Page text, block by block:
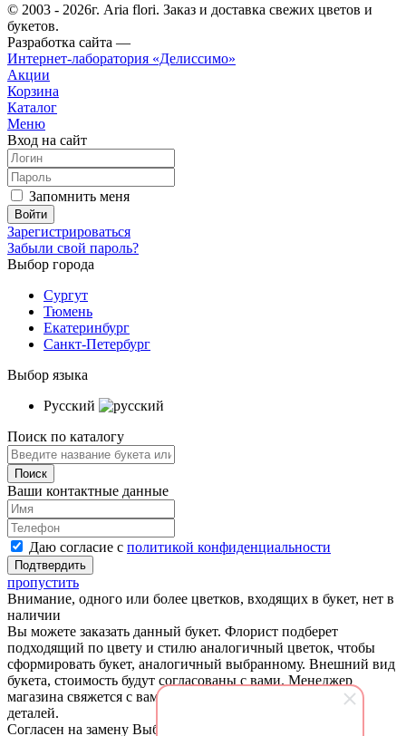
© 2003 - 2026г. Aria flori. Заказ и доставка свежих цветов и
букетов.
Разработка сайта —
Интернет-лаборатория «Делиссимо»
Акции
Корзина
Каталог
Меню
Вход на сайт
Запомнить меня
Зарегистрироваться
Забыли свой пароль?
Выбор города
Сургут
Тюмень
Екатеринбург
Санкт-Петербург
Выбор языка
Русский
Поиск по каталогу
Ваши контактные данные
Даю согласие с политикой конфиденциальности
пропустить
Внимание, одного или более цветков, входящих в букет, нет в
наличии
Вы можете заказать данный букет. Флорист подберет
подходящий по цвету и стилю аналогичный цветок, чтобы
сформировать букет, аналогичный выбранному. Внешний вид
букета, стоимость будут согласованы с вами. Менеджер
магазина свяжется с вами для согласования и уточнения
деталей.
Согласен на замену Выбрать другой букет